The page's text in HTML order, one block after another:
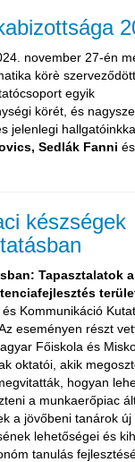
november 27-én
körè
egyik
körét, és
jelenlegi
Sedlák Fanni
készségek
Tapasztalatok
Kommunikáció
eseményen részt
Főiskola és
oktatói, akik
hogyan
a munkaerőpiac
a jövőbeni tanárok új
lehetőségei és
tanulás